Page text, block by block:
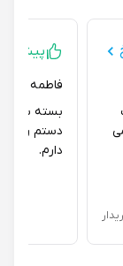
پیشنهاد
فاطمه فغان
بسته بندی
دستم رسید، به
دارم.